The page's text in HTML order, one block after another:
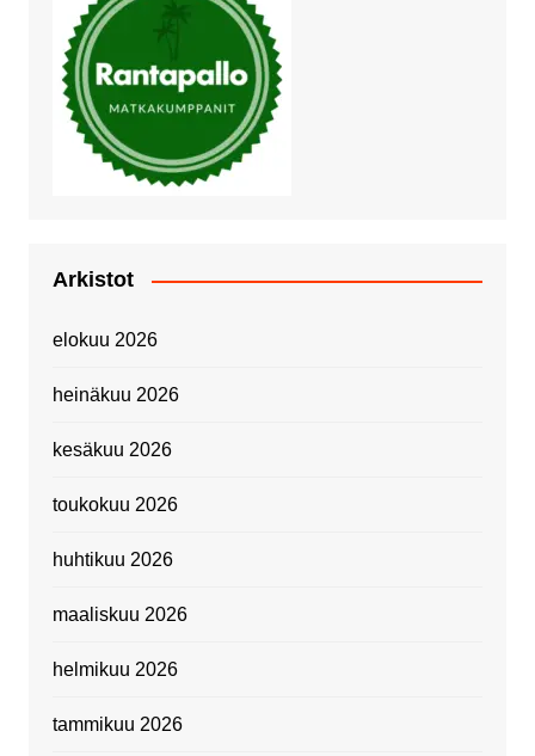
Arkistot
elokuu 2026
heinäkuu 2026
kesäkuu 2026
toukokuu 2026
huhtikuu 2026
maaliskuu 2026
helmikuu 2026
tammikuu 2026